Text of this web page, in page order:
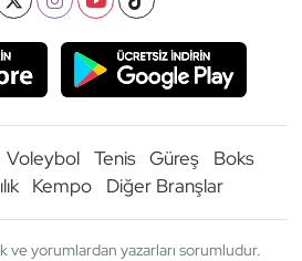
Voleybol Tenis Güreş
Boks
Kempo Diğer Branşlar
ve yorumlardan yazarları sorumludur.